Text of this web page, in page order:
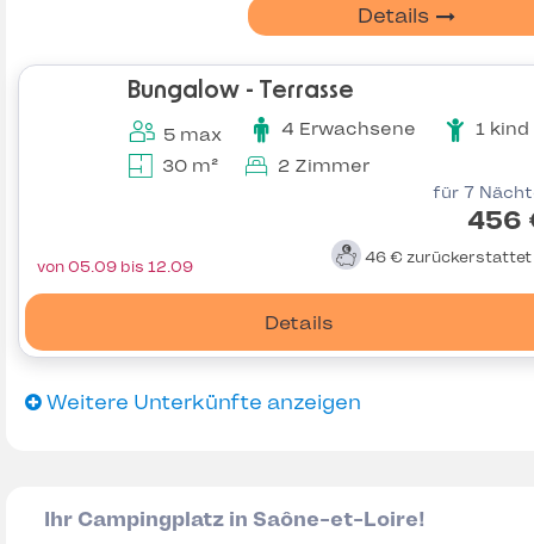
Details
Bungalow - Terrasse
5 max 4 Erwachsene
1 kind
30 m²
2 Zimmer
für 7
456
46 € zurückerstattet
Details
von 05.09 bis 12.09
Weitere Unterkünfte anzeigen
Ihr Campingplatz in Saône-et-Loire!